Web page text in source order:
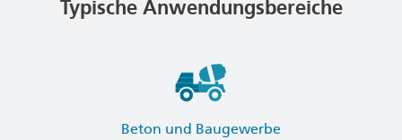
Typische Anwendungsbereiche
Beton und Baugewerbe